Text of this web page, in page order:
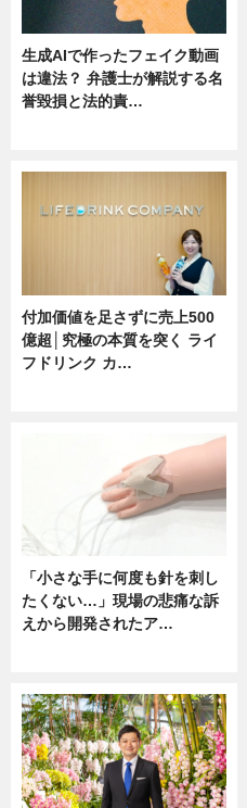
生成AIで作ったフェイク動画
は違法？ 弁護士が解説する名
誉毀損と法的責…
付加価値を足さずに売上500
億超│究極の本質を突く ライ
フドリンク カ…
「小さな手に何度も針を刺し
たくない…」現場の悲痛な訴
えから開発されたア…